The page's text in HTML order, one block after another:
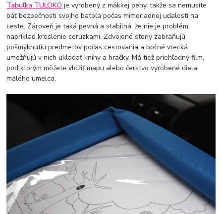
Tabuľka TULOKO je vyrobený z mäkkej peny, takže sa nemusíte
báť bezpečnosti svojho batoľa počas mimoriadnej udalosti na
ceste. Zároveň je taká pevná a stabilná, že nie je problém,
napríklad kreslenie ceruzkami. Zdvojené steny zabraňujú
pošmyknutiu predmetov počas cestovania a bočné vrecká
umožňujú v nich ukladať knihy a hračky. Má tiež priehľadný film,
pod ktorým môžete vložiť mapu alebo čerstvo vyrobené diela
malého umelca.